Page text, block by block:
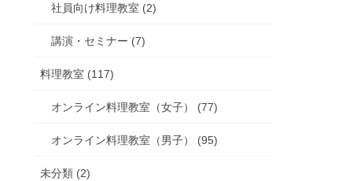
社員向け料理教室 (2)
講演・セミナー (7)
料理教室 (117)
オンライン料理教室（女子） (77)
オンライン料理教室（男子） (95)
未分類 (2)